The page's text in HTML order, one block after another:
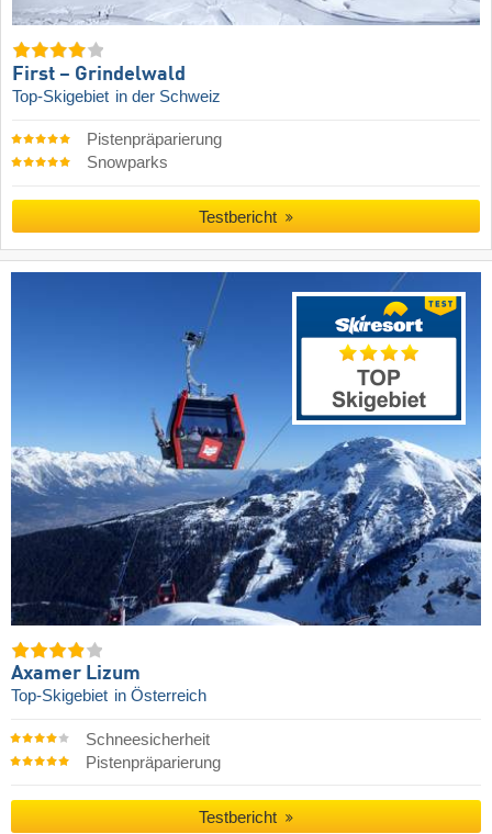
First – Grindelwald
Top-Skigebiet in der Schweiz
Pistenpräparierung
Snowparks
Testbericht
Axamer Lizum
Top-Skigebiet in Österreich
Schneesicherheit
Pistenpräparierung
Testbericht